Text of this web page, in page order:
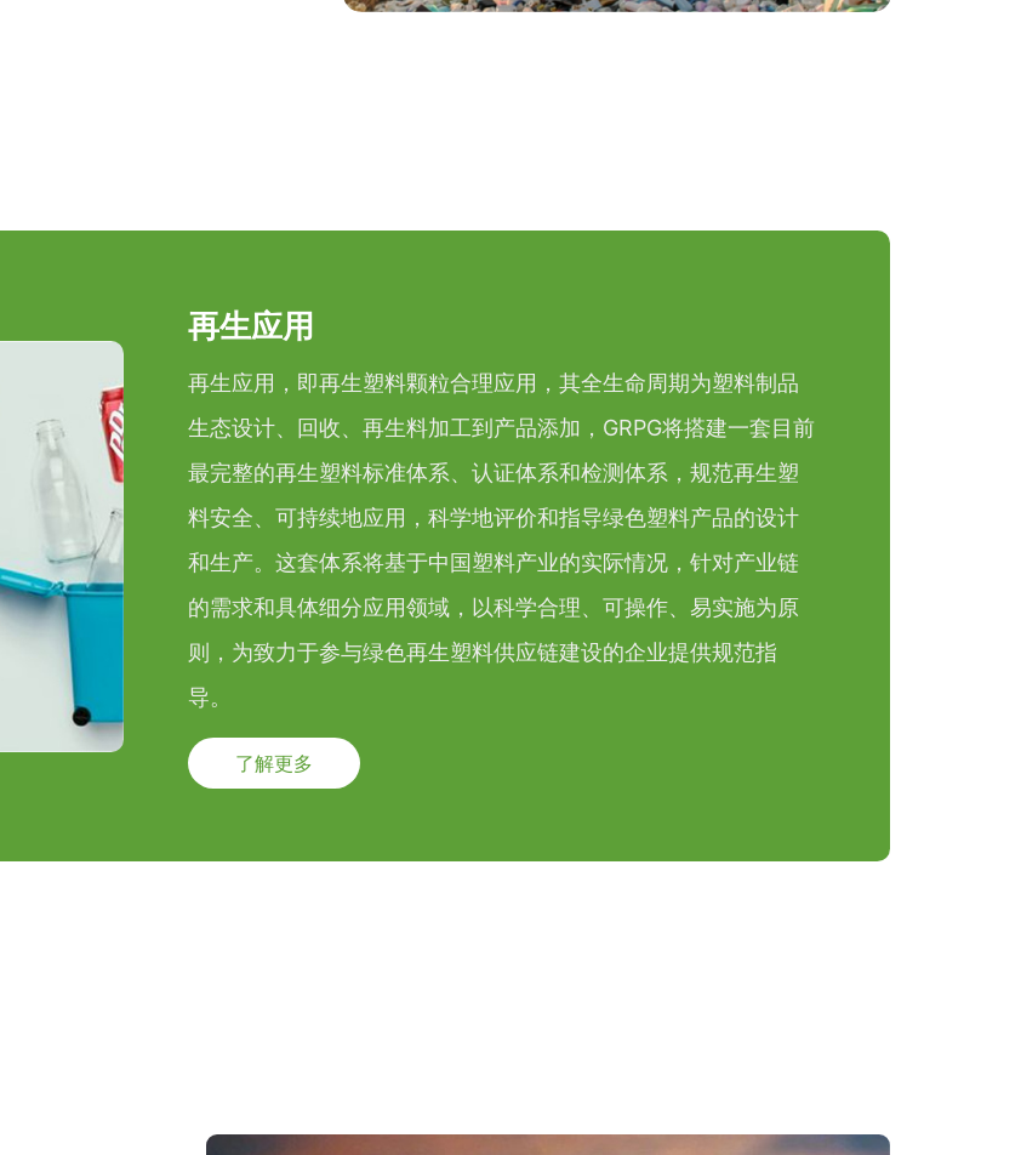
料制品生态设计基本原
再生应用
再生应用，即再生塑料颗粒合理应用，其全生命周期为塑料制品
生态设计、回收、再生料加工到产品添加，GRPG将搭建一套目前
最完整的再生塑料标准体系、认证体系和检测体系，规范再生塑
料安全、可持续地应用，科学地评价和指导绿色塑料产品的设计
和生产。这套体系将基于中国塑料产业的实际情况，针对产业链
的需求和具体细分应用领域，以科学合理、可操作、易实施为原
则，为致力于参与绿色再生塑料供应链建设的企业提供规范指
导。
了解更多